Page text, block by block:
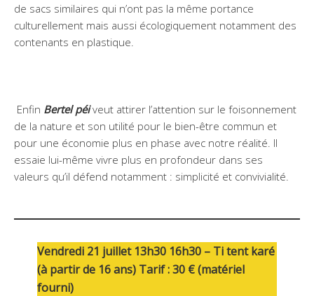
de sacs similaires qui n’ont pas la même portance
culturellement mais aussi écologiquement notamment des
contenants en plastique.
Enfin Bertel péiveut attirer l’attention sur le foisonnement
de la nature et son utilité pour le bien-être commun et
pour une économie plus en phase avec notre réalité. Il
essaie lui-même vivre plus en profondeur dans ses
valeurs qu’il défend notamment : simplicité et convivialité.
Vendredi 21 juillet 13h30 16h30 – Ti tent karé
(à partir de 16 ans) Tarif : 30 € (matériel
fourni)